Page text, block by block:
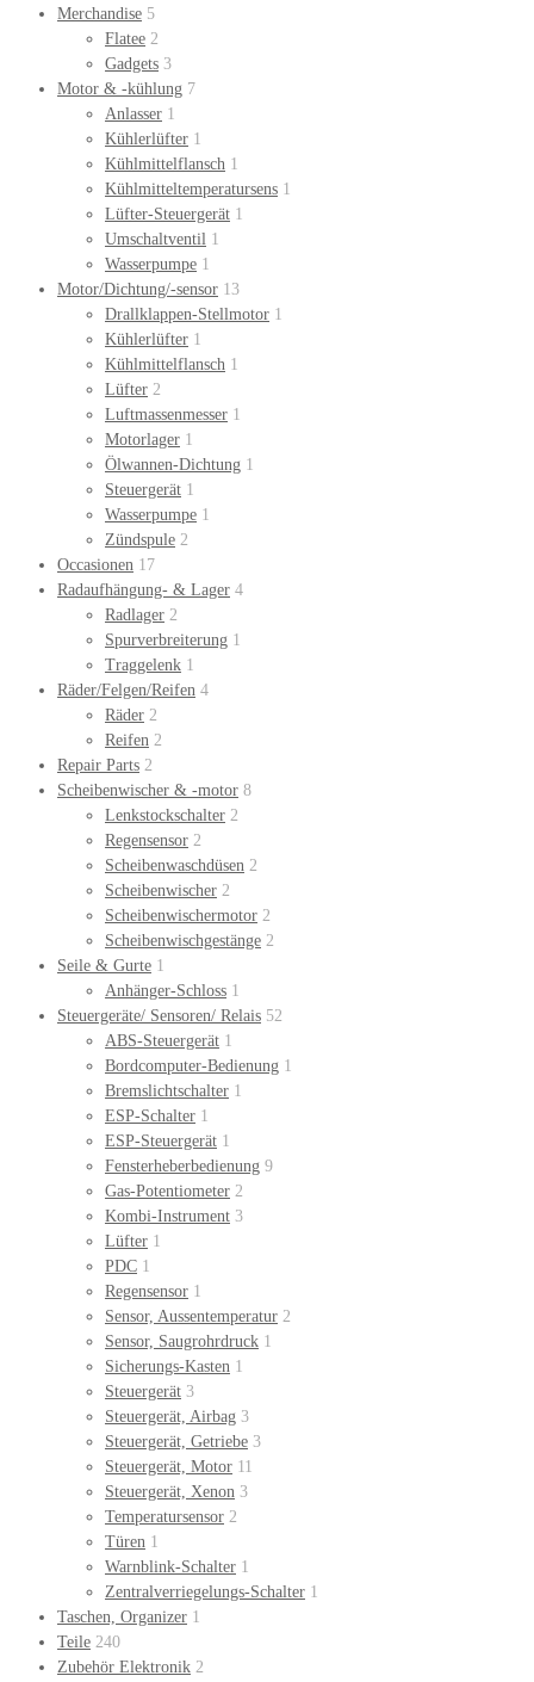
Merchandise 5
Flatee 2
Gadgets 3
Motor & -kühlung 7
Anlasser 1
Kühlerlüfter 1
Kühlmittelflansch 1
Kühlmitteltemperatursens 1
Lüfter-Steuergerät 1
Umschaltventil 1
Wasserpumpe 1
Motor/Dichtung/-sensor 13
Drallklappen-Stellmotor 1
Kühlerlüfter 1
Kühlmittelflansch 1
Lüfter 2
Luftmassenmesser 1
Motorlager 1
Ölwannen-Dichtung 1
Steuergerät 1
Wasserpumpe 1
Zündspule 2
Occasionen 17
Radaufhängung- & Lager 4
Radlager 2
Spurverbreiterung 1
Traggelenk 1
Räder/Felgen/Reifen 4
Räder 2
Reifen 2
Repair Parts 2
Scheibenwischer & -motor 8
Lenkstockschalter 2
Regensensor 2
Scheibenwaschdüsen 2
Scheibenwischer 2
Scheibenwischermotor 2
Scheibenwischgestänge 2
Seile & Gurte 1
Anhänger-Schloss 1
Steuergeräte/ Sensoren/ Relais 52
ABS-Steuergerät 1
Bordcomputer-Bedienung 1
Bremslichtschalter 1
ESP-Schalter 1
ESP-Steuergerät 1
Fensterheberbedienung 9
Gas-Potentiometer 2
Kombi-Instrument 3
Lüfter 1
PDC 1
Regensensor 1
Sensor, Aussentemperatur 2
Sensor, Saugrohrdruck 1
Sicherungs-Kasten 1
Steuergerät 3
Steuergerät, Airbag 3
Steuergerät, Getriebe 3
Steuergerät, Motor 11
Steuergerät, Xenon 3
Temperatursensor 2
Türen 1
Warnblink-Schalter 1
Zentralverriegelungs-Schalter 1
Taschen, Organizer 1
Teile 240
Zubehör Elektronik 2